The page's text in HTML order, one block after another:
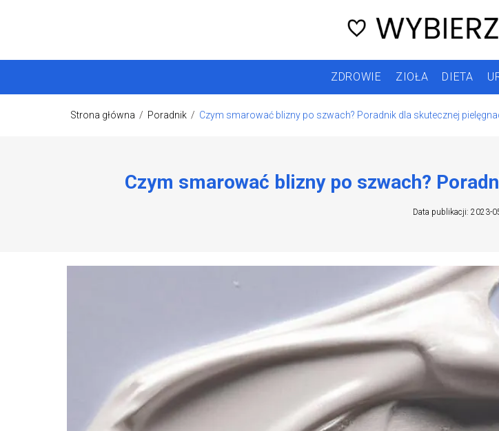
ZDROWIE ZIOŁA DIETA
Strona główna / Poradnik / Czym smarować blizny po szwach? Poradnik dla skutecznej
Czym smarować blizny po szwach?
Data publikacji: 2023-